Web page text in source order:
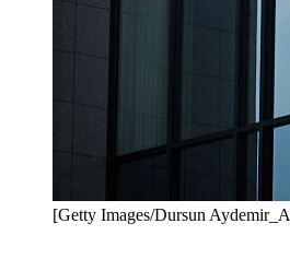
[Getty Images/Dursun